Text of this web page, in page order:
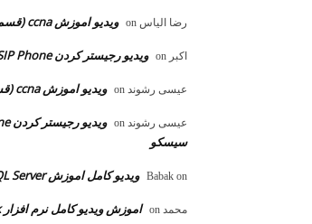
رضا الیاس ویدیو اموزش ccna (قسمت دوم)
اکبر ویدیو رجیستر کردن SIP Phone در روتر سیسکو
عیسی رشوند ویدیو اموزش ccna (قسمت اول)
عیسی رشوند
سیسکو
Babak on ویدیو کامل اموزش Cluster SQL Server
محمد اموزش ویدیو کامل نرم افزار wireshark